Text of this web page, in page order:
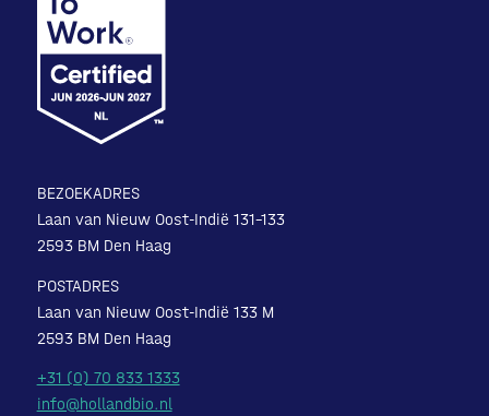
BEZOEKADRES
Laan van Nieuw Oost-Indië 131-133
2593 BM Den Haag
POSTADRES
Laan van Nieuw Oost-Indië 133 M
2593 BM Den Haag
+31 (0) 70 833 1333
info@hollandbio.nl